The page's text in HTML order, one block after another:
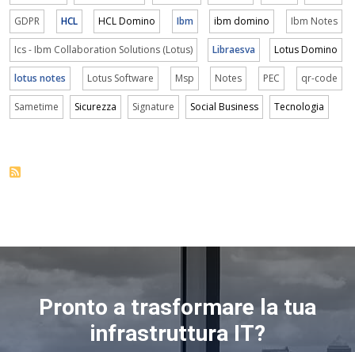
GDPR HCL HCL Domino Ibm ibm domino Ibm Notes
Ics - Ibm Collaboration Solutions (Lotus) Libraesva Lotus Domino
lotus notes Lotus Software Msp Notes PEC qr-code
Sametime Sicurezza Signature Social Business Tecnologia
Pronto a trasformare la tua
infrastruttura IT?